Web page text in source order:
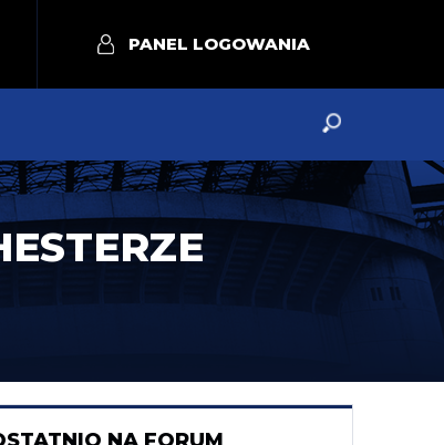
PANEL LOGOWANIA